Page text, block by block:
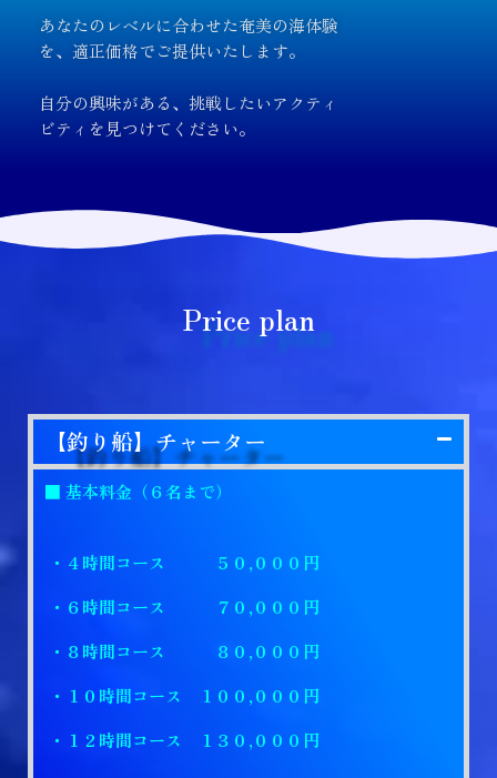
あなたのレベルに合わせた奄美の海体験
を、適正価格でご提供いたします。
自分の興味がある、挑戦したいアクティ
ビティを見つけてください。
Price plan
【釣り船】チャーター
■ 基本料金（６名まで）
・４時間コース ５０,０００円
・６時間コース ７０,０００円
・８時間コース ８０,０００円
・１０時間コース １００,０００円
・１２時間コース １３０,０００円